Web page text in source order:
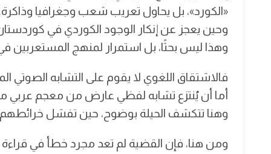
«الكورد»، بل يحاول تعريب شعب وجغرافيا
وحين يعجز عن إنكار الوجود الكوردي في
وهذا ليس بحثًا، بل استمرار لمنهج المستعربين
فالاشتقاق اللغوي لا يقوم على التشابه الصوتي
أما أن يُنتزع تشابه لفظي عارض من معجم عربي
وهنا تتكشف الحيلة بوضوح، حين تفشل خرائطهم
ومن هنا، فإن القضية لم تعد مجرد خطأ في قراءة